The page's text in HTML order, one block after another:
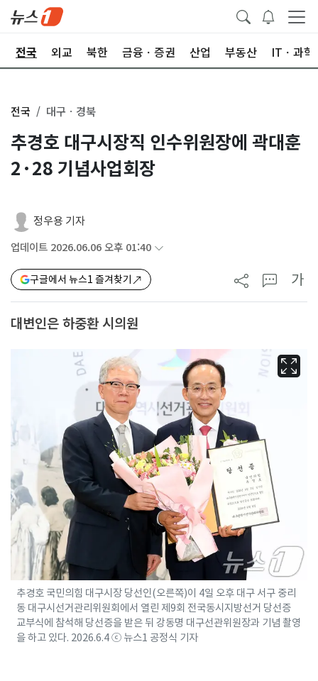
전국 외교 북한 금융ㆍ증권 산업 부동산 ITㆍ과학
전국 대구ㆍ경북
추경호 대구시장직 인수위원장에 곽대훈
2·28 기념사업회장
정우용 기자
업데이트 2026.06.06 오후 01:40
구글에서 뉴스1 즐겨찾기 가
대변인은 하중환 시의원
추경호 국민의힘 대구시장 당선인(오른쪽)이 4일 오후 대구 서구 중리
동 대구시선거관리위원회에서 열린 제9회 전국동시지방선거 당선증
교부식에 참석해 당선증을 받은 뒤 강동명 대구선관위원장과 기념 촬영
을 하고 있다. 2026.6.4 ⓒ 뉴스1 공정식 기자